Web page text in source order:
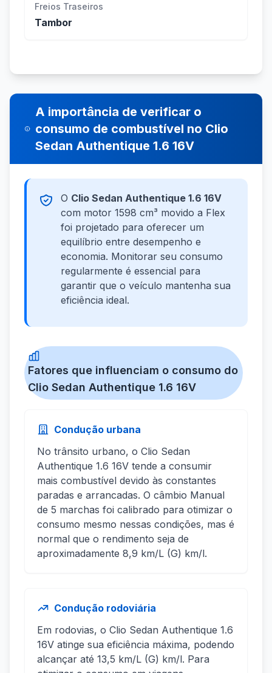
Freios Traseiros
Tambor
A importância de verificar o
consumo de combustível no Clio
Sedan Authentique 1.6 16V
O Clio Sedan Authentique 1.6 16V
com motor 1598 cm³ movido a Flex
foi projetado para oferecer um
equilíbrio entre desempenho e
economia. Monitorar seu consumo
regularmente é essencial para
garantir que o veículo mantenha sua
eficiência ideal.
Fatores que influenciam o consumo do
Clio Sedan Authentique 1.6 16V
Condução urbana
No trânsito urbano, o Clio Sedan
Authentique 1.6 16V tende a consumir
mais combustível devido às constantes
paradas e arrancadas. O câmbio Manual
de 5 marchas foi calibrado para otimizar o
consumo mesmo nessas condições, mas é
normal que o rendimento seja de
aproximadamente 8,9 km/L (G) km/l.
Condução rodoviária
Em rodovias, o Clio Sedan Authentique 1.6
16V atinge sua eficiência máxima, podendo
alcançar até 13,5 km/L (G) km/l. Para